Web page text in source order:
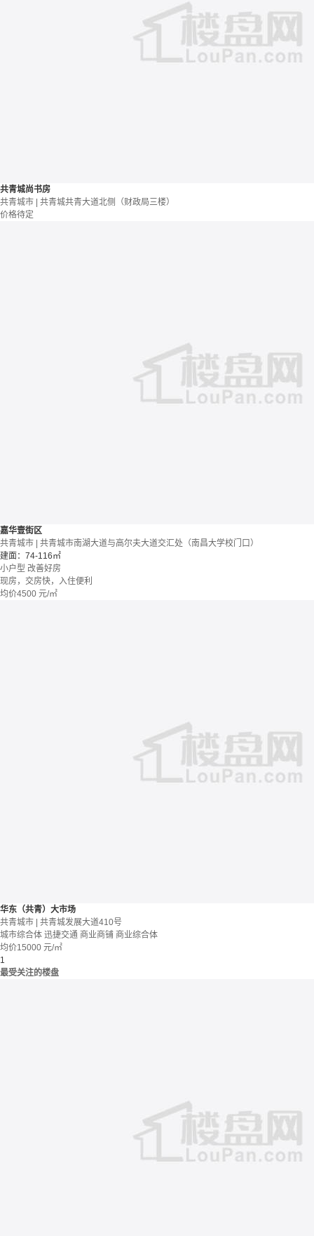
共青城尚书房
共青城市 | 共青城共青大道北侧（财政局三楼）
价格待定
嘉华壹街区
共青城市 | 共青城市南湖大道与高尔夫大道交汇处（南昌大学校门口）
建面：74-116㎡
小户型 改善好房
现房，交房快，入住便利
均价4500 元/㎡
华东（共青）大市场
共青城市 | 共青城发展大道410号
城市综合体 迅捷交通 商业商铺 商业综合体
均价15000 元/㎡
1
最受关注的楼盘